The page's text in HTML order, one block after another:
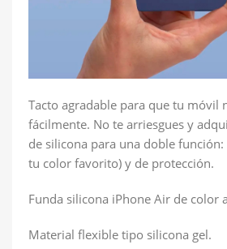
Tacto agradable para que tu móvil
fácilmente. No te arriesgues y
de silicona para una doble
tu color favorito) y de protección.
Funda silicona iPhone Air de color
Material flexible tipo silicona gel.